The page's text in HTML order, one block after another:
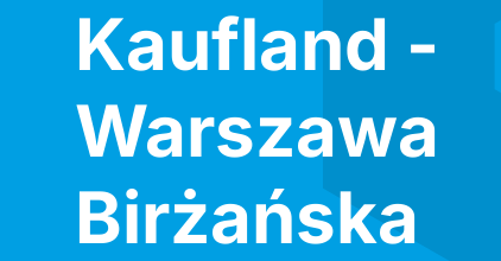
Kaufland -
Warszawa
Birżańska